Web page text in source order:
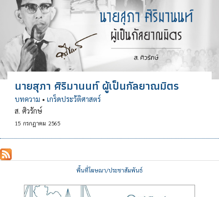
นายสุภา ศิริมานนท์ ผู้เป็นกัลยาณมิตร
บทความ • เกร็ดประวัติศาสตร์
ส. ศิวรักษ์
15 กรกฎาคม 2565
พื้นที่โฆษณา/ประชาสัมพันธ์